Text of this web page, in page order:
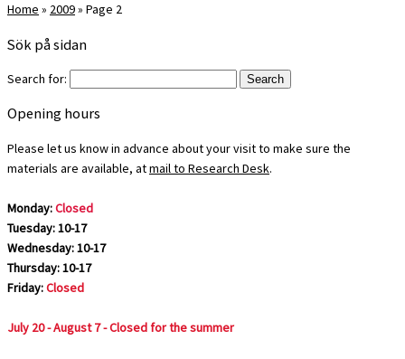
Home » 2009» Page 2
Sök på sidan
Search for:
Opening hours
Please let us know in advance about your visit to make sure the
materials are available, atmail to Research Desk.
Monday:Closed
Tuesday: 10-17
Wednesday: 10-17
Thursday: 10-17
Friday:Closed
July 20 - August 7 - Closed for the summer